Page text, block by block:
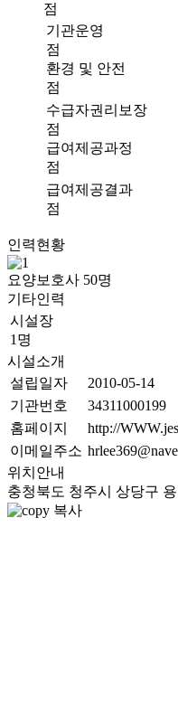
점
기관운영
점
환경 및 안전
점
수급자권리보장
점
급여제공과정
점
급여제공결과
점
인력현황
요양보호사 50명
기타인력
시설장
1명
시설소개
설립일자
2010-05-14
기관번호
34311000199
홈페이지
http://
이메일주소
위치안내
충청북도 청주시 상당구
복사